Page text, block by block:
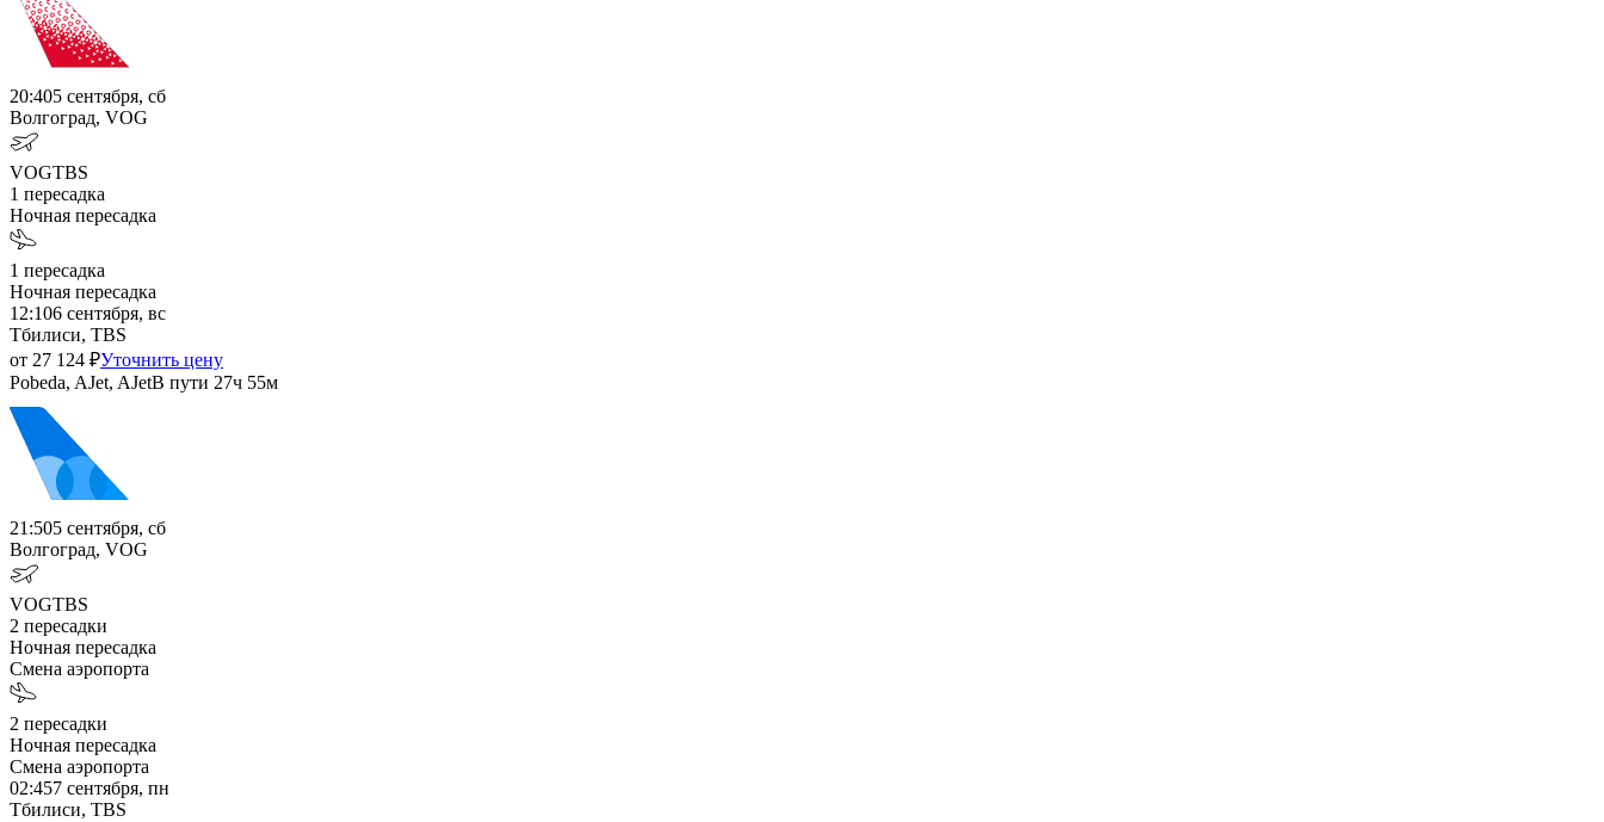
20:405 сентября, сб
Волгоград, VOG
VOGTBS
1 пересадка
Ночная пересадка
1 пересадка
Ночная пересадка
12:106 сентября, вс
Тбилиси, TBS
от 27 124 ₽Уточнить цену
Pobeda, AJet, AJetВ пути 27ч 55м
21:505 сентября, сб
Волгоград, VOG
VOGTBS
2 пересадки
Ночная пересадка
Смена аэропорта
2 пересадки
Ночная пересадка
Смена аэропорта
02:457 сентября, пн
Тбилиси, TBS